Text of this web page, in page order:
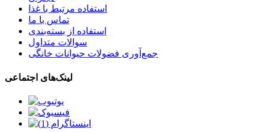
استفاده مرتبط با غذا
تماس با ما
استفاده از بسته‌بندی
سوالات متداول
جمع‌آوری فضولات حیوانات خانگی
لینک‌های اجتماعی